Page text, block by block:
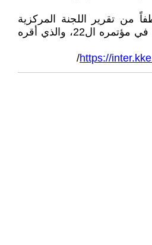
من تقرير اللجنة المركزية
للحزب الشيوعي اليوناني في مؤتمره ال22، والذي أقره
https://
/